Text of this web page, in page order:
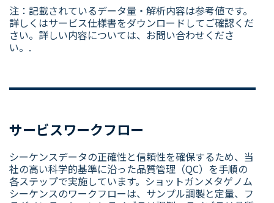
注：記載されているデータ量・解析内容は参考値です。
詳しくはサービス仕様書をダウンロードしてご確認くだ
さい。詳しい内容については、お問い合わせくださ
い。 .
サービスワークフロー
シーケンスデータの正確性と信頼性を確保するため、当
社の高い科学的基準に沿った品質管理（QC）を手順の
各ステップで実施しています。ショットガンメタゲノム
シーケンスのワークフローは、サンプル調製と定量、フ